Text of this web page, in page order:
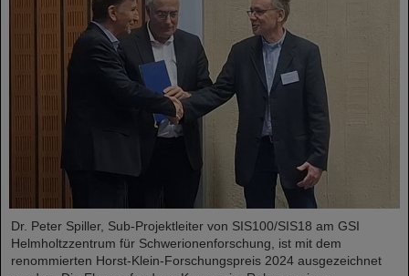
Dr. Peter Spiller, Sub-Projektleiter von SIS100/SIS18 am GSI
Helmholtzzentrum für Schwerionenforschung, ist mit dem
renommierten Horst-Klein-Forschungspreis 2024 ausgezeichnet